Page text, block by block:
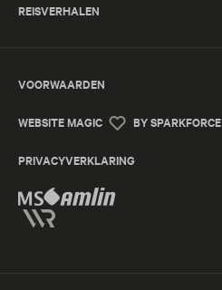
REISVERHALEN
VOORWAARDEN
WEBSITE MAGIC BY SPARKFORCE
PRIVACYVERKLARING